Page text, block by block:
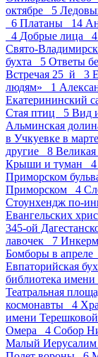
октябре 5
6 Платаны 14
4 Добрые лица 4
Свято-
бухта 5 Ответы
Встречая 25_й 3
людям» 1
Екатерининский
Стая птиц 5 Вид
Альминская
в Учкуевке в
другие 8
Крыши и туман 4
Приморском
Приморском 4
Стоунхендж по-
Евангельских
345-ой
лавочек 7
Бомборы в
Евпаторийская
библиотека
Театральная
космонавты 4
имени
Омера 4 Собор
Малый